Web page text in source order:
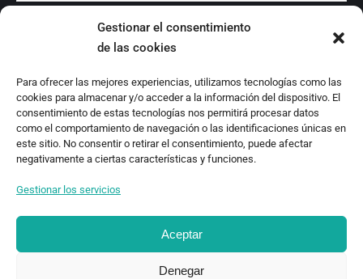
Gestionar el consentimiento
de las cookies
Para ofrecer las mejores experiencias, utilizamos tecnologías como las
cookies para almacenar y/o acceder a la información del dispositivo. El
consentimiento de estas tecnologías nos permitirá procesar datos
como el comportamiento de navegación o las identificaciones únicas en
este sitio. No consentir o retirar el consentimiento, puede afectar
negativamente a ciertas características y funciones.
Gestionar los servicios
Aceptar
Denegar
PRODUCT CATEGORIES
Catálogo
Escrituras Locales
Estudio
Investigación